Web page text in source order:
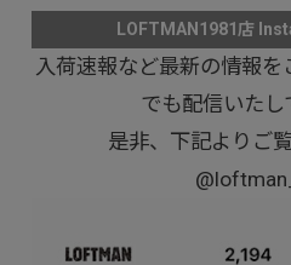
LOFTMAN1981店
入荷速報など最新の情報
でも配信いたし
是非、下記よりご